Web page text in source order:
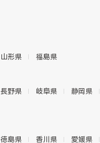
山形県 福島県
長野県 岐阜県
静岡県
徳島県 香川県
愛媛県